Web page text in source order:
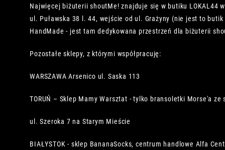
Najwięcej biżuterii shoutMe! znajduje się w butiku LOKAL44
ul. Puławska 38 l. 44, wejście od ul. Grażyny (nie jest to
HandMade - jest tam dedykowana przestrzeń dla biżuterii
Pozostałe sklepy, z którymi współpracuję:
WARSZAWA Arsenico ul. Saska 113
TORUŃ – Sklep Mamy Warsztat - tylko bransoletki Morse'a ze
ul. Szeroka 7 na Starym Mieście
BIAŁYSTOK - sklep BananaSocks, centrum handlowe Alfa